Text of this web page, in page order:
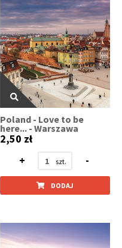
Poland - Love to be
here... - Warszawa
2,50 zł
+
-
DODAJ